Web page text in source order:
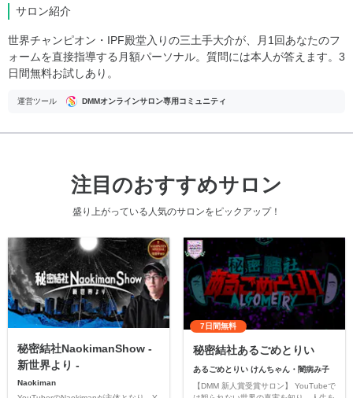
サロン紹介
世界チャンピオン・IPF殿堂入りの三土手大介が、月1回あなたのフ
ォームを直接指導する月額パーソナル。質問には本人が答えます。3
日間無料お試しあり。
運営ツール DMMオンラインサロン専用コミュニティ
注目のおすすめサロン
盛り上がっている人気のサロンをピックアップ！
秘密結社NaokimanShow -
新世界より -
Naokiman
7日間無料
秘密結社あるごめとりい
あるごめとりい けんちゃん・闇病み子
【DMM 新人賞受賞サロン】 YouTubeで